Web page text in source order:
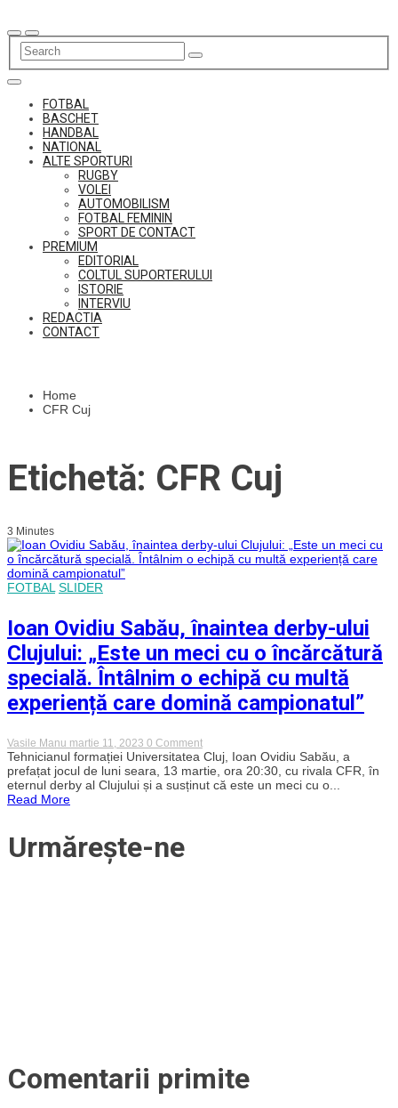
to
content
FOTBAL
BASCHET
HANDBAL
NATIONAL
ALTE SPORTURI
RUGBY
VOLEI
AUTOMOBILISM
FOTBAL FEMININ
SPORT DE CONTACT
PREMIUM
EDITORIAL
COLTUL SUPORTERULUI
ISTORIE
INTERVIU
REDACTIA
CONTACT
Home
CFR Cuj
Etichetă: CFR Cuj
3 Minutes
FOTBAL SLIDER
Ioan Ovidiu Sabău, înaintea derby-ului
Clujului: „Este un meci cu o încărcătură
specială. Întâlnim o echipă cu multă
experiență care domină campionatul”
Vasile Manu martie 11, 2023 0 Commenton
Ioan
Ovidiu
Sabău,
înaintea
Tehnicianul formației Universitatea Cluj, Ioan Ovidiu Sabău, a
prefațat jocul de luni seara, 13 martie, ora 20:30, cu rivala CFR, în
eternul derby al Clujului și a susținut că este un meci cu o...
Read More
Urmărește-ne
Comentarii primite